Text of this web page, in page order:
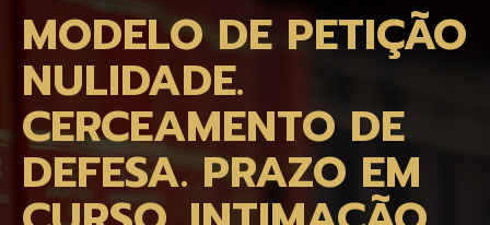
MODELO DE PETIÇÃO
NULIDADE.
CERCEAMENTO DE
DEFESA. PRAZO EM